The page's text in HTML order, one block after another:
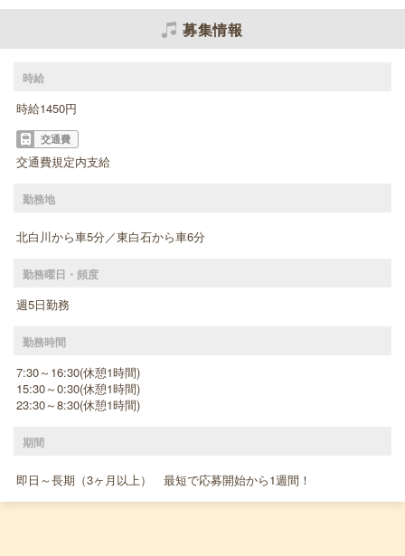
募集情報
時給
時給1450円
交通費
交通費規定内支給
勤務地
北白川から車5分／東白石から車6分
勤務曜日・頻度
週5日勤務
勤務時間
7:30～16:30(休憩1時間)
15:30～0:30(休憩1時間)
23:30～8:30(休憩1時間)
期間
即日～長期（3ヶ月以上） 最短で応募開始から1週間！